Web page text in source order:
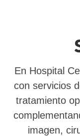
En Hospital
con servicios
tratamiento
imagen,